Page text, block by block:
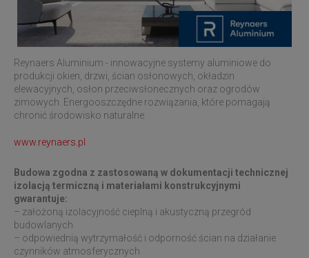
Reynaers Aluminium - innowacyjne systemy aluminiowe do
produkcji okien, drzwi, ścian osłonowych, okładzin
elewacyjnych, osłon przeciwsłonecznych oraz ogrodów
zimowych. Energooszczędne rozwiązania, które pomagają
chronić środowisko naturalne.
www.reynaers.pl
Budowa zgodna z zastosowaną w dokumentacji technicznej
izolacją termiczną i materiałami konstrukcyjnymi
gwarantuje:
– założoną izolacyjność cieplną i akustyczną przegród
budowlanych
– odpowiednią wytrzymałość i odporność ścian na działanie
czynników atmosferycznych